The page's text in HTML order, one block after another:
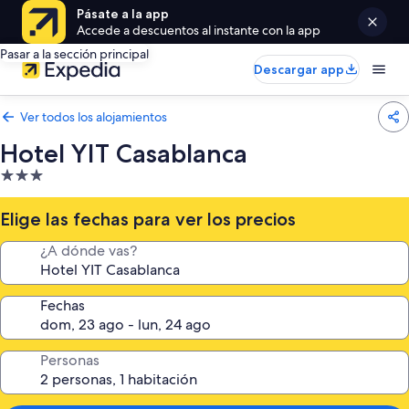
Pásate a la app
Accede a descuentos al instante con la app
Pasar a la sección principal
Descargar app
Ver todos los alojamientos
Hotel YIT Casablanca
Alojamiento
de
3.0 estrellas
Elige las fechas para ver los precios
¿A dónde vas?
Fechas
Personas